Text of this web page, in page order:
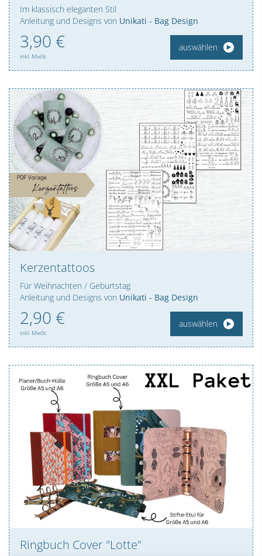
Im klassisch eleganten Stil
Anleitung und Designs von Unikati - Bag Design
3,90 €
inkl. MwSt.
auswählen
Kerzentattoos
Für Weihnachten / Geburtstag
Anleitung und Designs von Unikati - Bag Design
2,90 €
inkl. MwSt.
auswählen
Ringbuch Cover "Lotte"